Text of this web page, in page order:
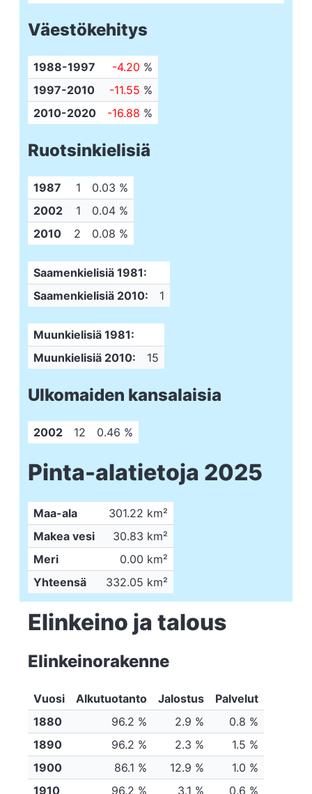
Väestökehitys
1988-1997 -4.20 %
1997-2010
-11.55 %
2010-2020
-16.88 %
Ruotsinkielisiä
1987 1
0.03 %
2002
1
0.04 %
2010
2 0.08 %
Saamenkielisiä 1981:
Saamenkielisiä 2010:
1
Muunkielisiä 1981:
Muunkielisiä 2010:
15
Ulkomaiden kansalaisia
2002 12 0.46 %
Pinta-alatietoja 2025
Maa-ala
301.22 km²
Makea vesi
30.83 km²
Meri
0.00 km²
Yhteensä
332.05 km²
Elinkeino ja talous
Elinkeinorakenne
Vuosi Alkutuotanto Jalostus
Palvelut
1880
96.2 % 2.9 %
0.8 %
1890
96.2 % 2.3 %
1.5 %
1900
86.1 % 12.9 %
1.0 %
1910
96.2 % 3.1 % 0.6 %